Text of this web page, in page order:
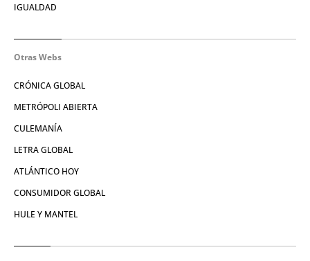
IGUALDAD
Otras Webs
CRÓNICA GLOBAL
METRÓPOLI ABIERTA
CULEMANÍA
LETRA GLOBAL
ATLÁNTICO HOY
CONSUMIDOR GLOBAL
HULE Y MANTEL